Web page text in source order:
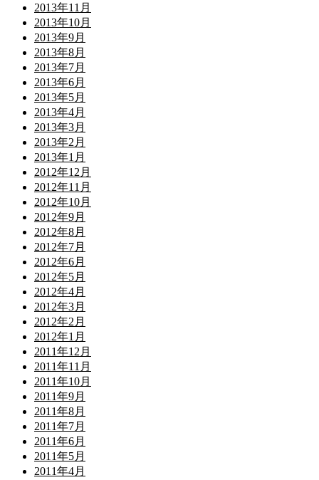
2013年11月
2013年10月
2013年9月
2013年8月
2013年7月
2013年6月
2013年5月
2013年4月
2013年3月
2013年2月
2013年1月
2012年12月
2012年11月
2012年10月
2012年9月
2012年8月
2012年7月
2012年6月
2012年5月
2012年4月
2012年3月
2012年2月
2012年1月
2011年12月
2011年11月
2011年10月
2011年9月
2011年8月
2011年7月
2011年6月
2011年5月
2011年4月